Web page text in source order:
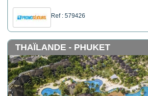
Ref : 579426
THAÏLANDE - PHUKET